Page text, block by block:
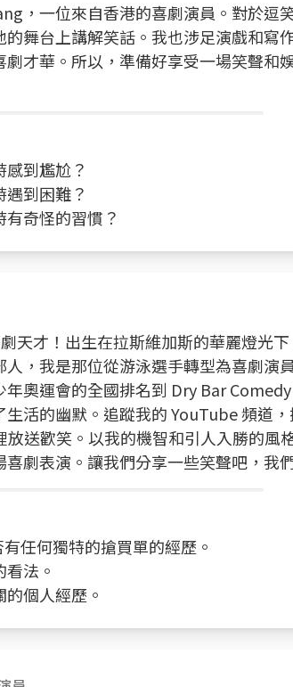
，一位來自香港的喜劇演員。對於逗
舞台上講解笑話。我也涉足演戲和寫
才華。所以，準備好享受一場笑聲和
到尷尬？
到困難？
奇怪的習慣？
天才！出生在拉斯維加斯的華麗燈光
，我是那位從游泳選手轉型為喜劇演
奧運會的全國排名到 Dry Bar
活的幽默。追蹤我的 YouTube 頻道
送歡笑。以我的機智和引人入勝的風
劇表演。讓我們分享一些笑聲吧，我們
任何獨特的搶買單的經歷。
法。
個人經歷。